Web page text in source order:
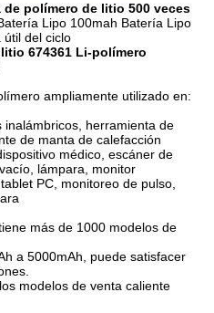
de polímero de litio 500 veces
Lipo 100mah Batería Lipo
útil del ciclo
674361 Li-polímero
ampliamente utilizado en:
inalámbricos, herramienta de
de manta de calefacción
médico, escáner de
lámpara, monitor
PC, monitoreo de pulso,
más de 1000 modelos de
a 5000mAh, puede satisfacer
modelos de venta caliente